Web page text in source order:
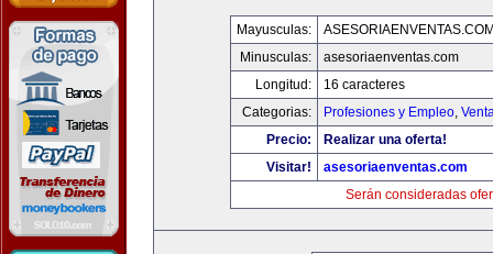
Mayusculas:
Minusculas:
asesoriaenventas.com
Longitud:
16 caracteres
Categorias:
Profesiones y Empleo,
Precio:
Realizar una oferta!
Visitar!
asesoriaenventas.com
Serán consideradas